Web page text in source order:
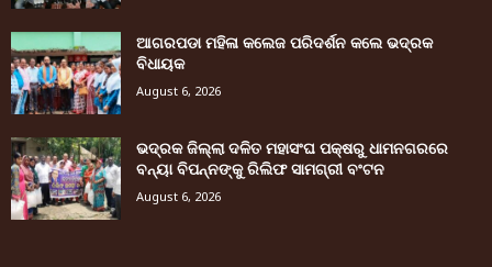
ଆଗରପଡା ମହିଳା କଲେଜ ପରିଦର୍ଶନ କଲେ ଭଦ୍ରକ
ବିଧାୟକ
August 6, 2026
ଭଦ୍ରକ ଜିଲ୍ଲା ଦଳିତ ମହାସଂଘ ପକ୍ଷରୁ ଧାମନଗରରେ
ବନ୍ୟା ବିପନ୍ନଙ୍କୁ ରିଲିଫ ସାମଗ୍ରୀ ବଂଟନ
August 6, 2026